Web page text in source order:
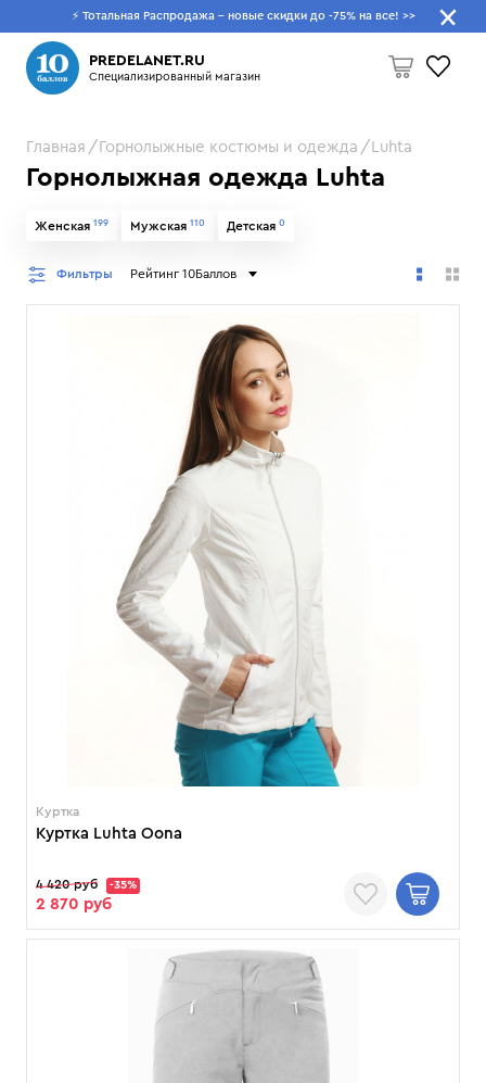
⚡ Тотальная Распродажа - новые скидки до -75% на все! >>
PREDELANET.RU
Специализированный магазин
Пусто
Что будем искать?
Главная Горнолыжные костюмы и одежда Luhta
Горнолыжная одежда Luhta
Женская 199 Мужская 110 Детская 0
Фильтры Рейтинг 10Баллов
Куртка
Куртка Luhta Oona
4 420 руб -35%
2 870 руб